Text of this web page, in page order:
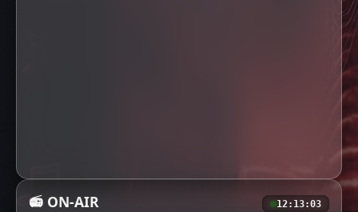
📻 ON-AIR 12:13:04